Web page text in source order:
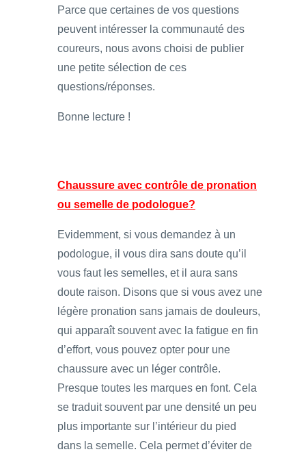
Parce que certaines de vos questions
peuvent intéresser la communauté des
coureurs, nous avons choisi de publier
une petite sélection de ces
questions/réponses.
Bonne lecture !
Chaussure avec contrôle de pronation
ou semelle de podologue?
Evidemment, si vous demandez à un
podologue, il vous dira sans doute qu’il
vous faut les semelles, et il aura sans
doute raison. Disons que si vous avez une
légère pronation sans jamais de douleurs,
qui apparaît souvent avec la fatigue en fin
d’effort, vous pouvez opter pour une
chaussure avec un léger contrôle.
Presque toutes les marques en font. Cela
se traduit souvent par une densité un peu
plus importante sur l’intérieur du pied
dans la semelle. Cela permet d’éviter de